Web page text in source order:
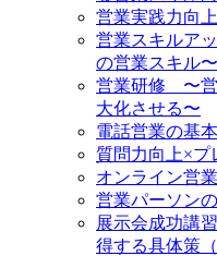
営業実践力向
営業スキルア
の営業スキル〜
営業研修 〜営
大化させる〜
電話営業の基
質問力向上×プ
オンライン営
営業パーソン
展示会成功講
得する具体策